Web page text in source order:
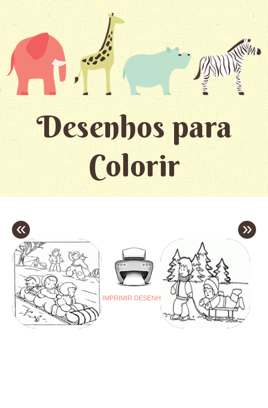
Desenhos para
Colorir
«
IMPRIMIR DESENHO
»